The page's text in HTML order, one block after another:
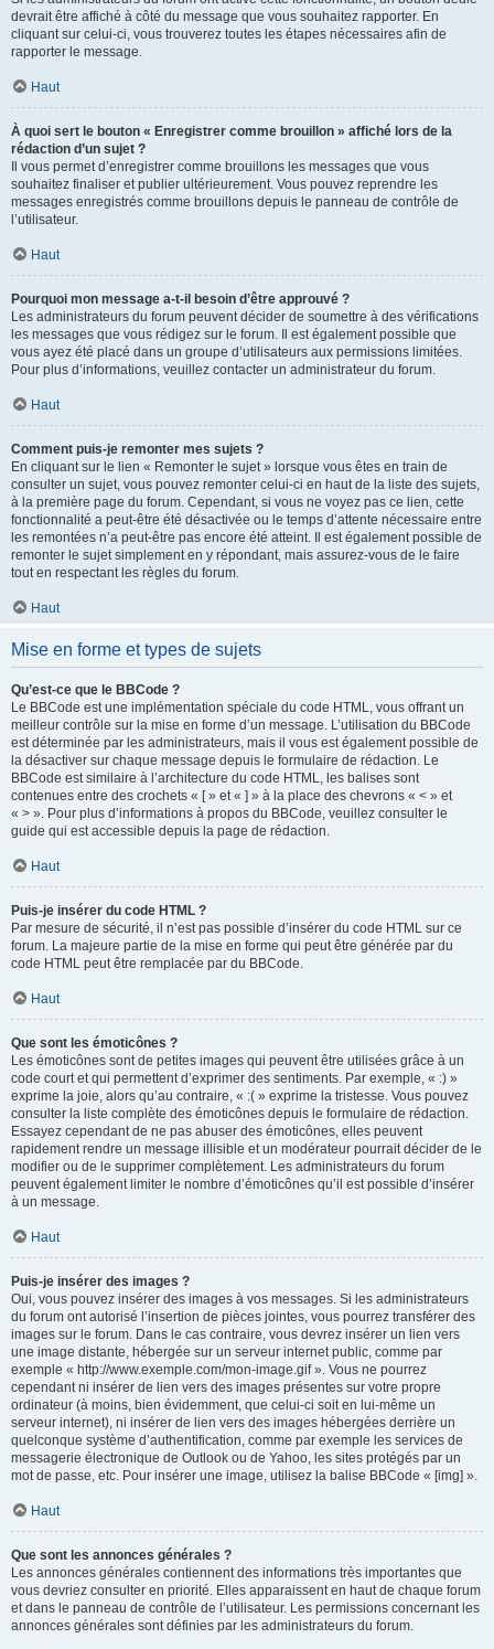
devrait être affiché à côté du message que vous souhaitez rapporter. En
cliquant sur celui-ci, vous trouverez toutes les étapes nécessaires afin de
rapporter le message.
Haut
À quoi sert le bouton « Enregistrer comme brouillon » affiché lors de la
rédaction d’un sujet ?
Il vous permet d’enregistrer comme brouillons les messages que vous
souhaitez finaliser et publier ultérieurement. Vous pouvez reprendre les
messages enregistrés comme brouillons depuis le panneau de contrôle de
l’utilisateur.
Haut
Pourquoi mon message a-t-il besoin d’être approuvé ?
Les administrateurs du forum peuvent décider de soumettre à des vérifications
les messages que vous rédigez sur le forum. Il est également possible que
vous ayez été placé dans un groupe d’utilisateurs aux permissions limitées.
Pour plus d’informations, veuillez contacter un administrateur du forum.
Haut
Comment puis-je remonter mes sujets ?
En cliquant sur le lien « Remonter le sujet » lorsque vous êtes en train de
consulter un sujet, vous pouvez remonter celui-ci en haut de la liste des sujets,
à la première page du forum. Cependant, si vous ne voyez pas ce lien, cette
fonctionnalité a peut-être été désactivée ou le temps d’attente nécessaire entre
les remontées n’a peut-être pas encore été atteint. Il est également possible de
remonter le sujet simplement en y répondant, mais assurez-vous de le faire
tout en respectant les règles du forum.
Haut
Mise en forme et types de sujets
Qu’est-ce que le BBCode ?
Le BBCode est une implémentation spéciale du code HTML, vous offrant un
meilleur contrôle sur la mise en forme d’un message. L’utilisation du BBCode
est déterminée par les administrateurs, mais il vous est également possible de
la désactiver sur chaque message depuis le formulaire de rédaction. Le
BBCode est similaire à l’architecture du code HTML, les balises sont
contenues entre des crochets « [ » et « ] » à la place des chevrons « < » et
« > ». Pour plus d’informations à propos du BBCode, veuillez consulter le
guide qui est accessible depuis la page de rédaction.
Haut
Puis-je insérer du code HTML ?
Par mesure de sécurité, il n’est pas possible d’insérer du code HTML sur ce
forum. La majeure partie de la mise en forme qui peut être générée par du
code HTML peut être remplacée par du BBCode.
Haut
Que sont les émoticônes ?
Les émoticônes sont de petites images qui peuvent être utilisées grâce à un
code court et qui permettent d’exprimer des sentiments. Par exemple, « :) »
exprime la joie, alors qu’au contraire, « :( » exprime la tristesse. Vous pouvez
consulter la liste complète des émoticônes depuis le formulaire de rédaction.
Essayez cependant de ne pas abuser des émoticônes, elles peuvent
rapidement rendre un message illisible et un modérateur pourrait décider de le
modifier ou de le supprimer complètement. Les administrateurs du forum
peuvent également limiter le nombre d’émoticônes qu’il est possible d’insérer
à un message.
Haut
Puis-je insérer des images ?
Oui, vous pouvez insérer des images à vos messages. Si les administrateurs
du forum ont autorisé l’insertion de pièces jointes, vous pourrez transférer des
images sur le forum. Dans le cas contraire, vous devrez insérer un lien vers
une image distante, hébergée sur un serveur internet public, comme par
exemple « http://www.exemple.com/mon-image.gif ». Vous ne pourrez
cependant ni insérer de lien vers des images présentes sur votre propre
ordinateur (à moins, bien évidemment, que celui-ci soit en lui-même un
serveur internet), ni insérer de lien vers des images hébergées derrière un
quelconque système d’authentification, comme par exemple les services de
messagerie électronique de Outlook ou de Yahoo, les sites protégés par un
mot de passe, etc. Pour insérer une image, utilisez la balise BBCode « [img] ».
Haut
Que sont les annonces générales ?
Les annonces générales contiennent des informations très importantes que
vous devriez consulter en priorité. Elles apparaissent en haut de chaque forum
et dans le panneau de contrôle de l’utilisateur. Les permissions concernant les
annonces générales sont définies par les administrateurs du forum.